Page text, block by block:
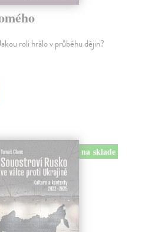
roli hrálo v průběhu dějin?
na sklade